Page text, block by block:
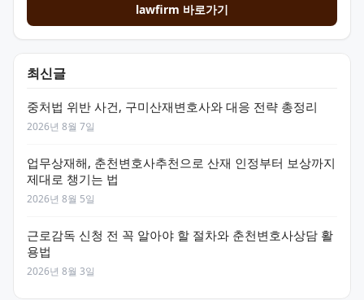
lawfirm 바로가기
최신글
중처법 위반 사건, 구미산재변호사와 대응 전략 총정리
2026년 8월 7일
업무상재해, 춘천변호사추천으로 산재 인정부터 보상까지
제대로 챙기는 법
2026년 8월 5일
근로감독 신청 전 꼭 알아야 할 절차와 춘천변호사상담 활
용법
2026년 8월 3일